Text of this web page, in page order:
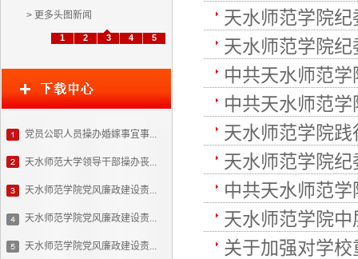
> 更多头图新闻
1 2 3 4 5
党员公职人员操办婚嫁事宜事...
天水师范大学领导干部操办丧...
天水师范学院党风廉政建设责...
天水师范学院党风廉政建设责...
天水师范学院党风廉政建设责...
天水师范学院
天水师范学院
中共天水师范
中共天水师范
天水师范学院践
天水师范学院
中共天水师范
天水师范学院
关于加强对学